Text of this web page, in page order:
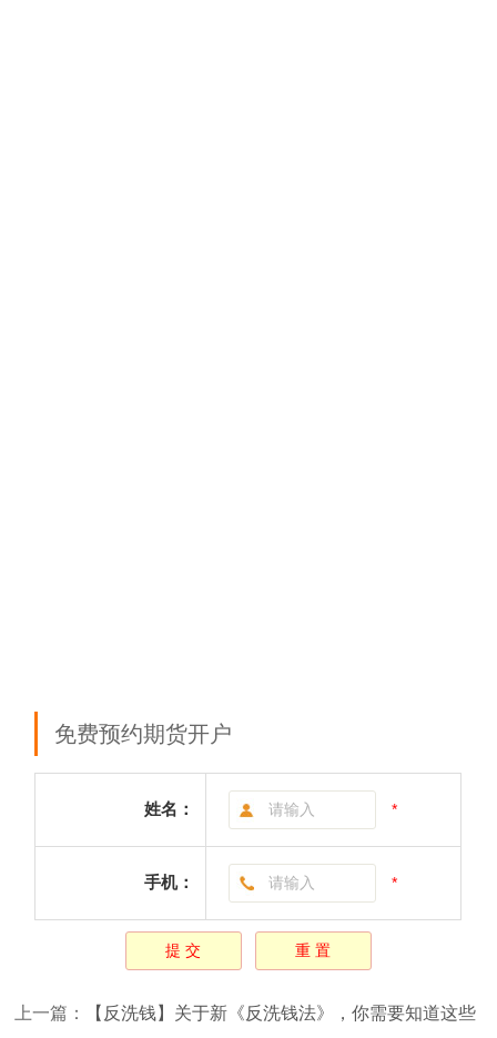
免费预约期货开户
姓名： *
手机： *
上一篇：
【反洗钱】关于新《反洗钱法》，你需要知道这些